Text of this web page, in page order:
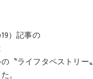
）記事の
〝ライフタペストリー〟
。